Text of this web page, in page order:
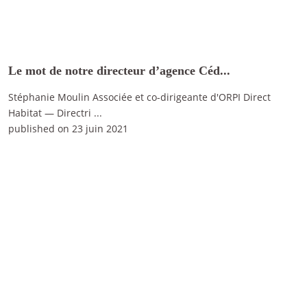
Le mot de notre directeur d’agence Céd...
Stéphanie Moulin Associée et co-dirigeante d'ORPI Direct
Habitat — Directri ...
published on 23 juin 2021